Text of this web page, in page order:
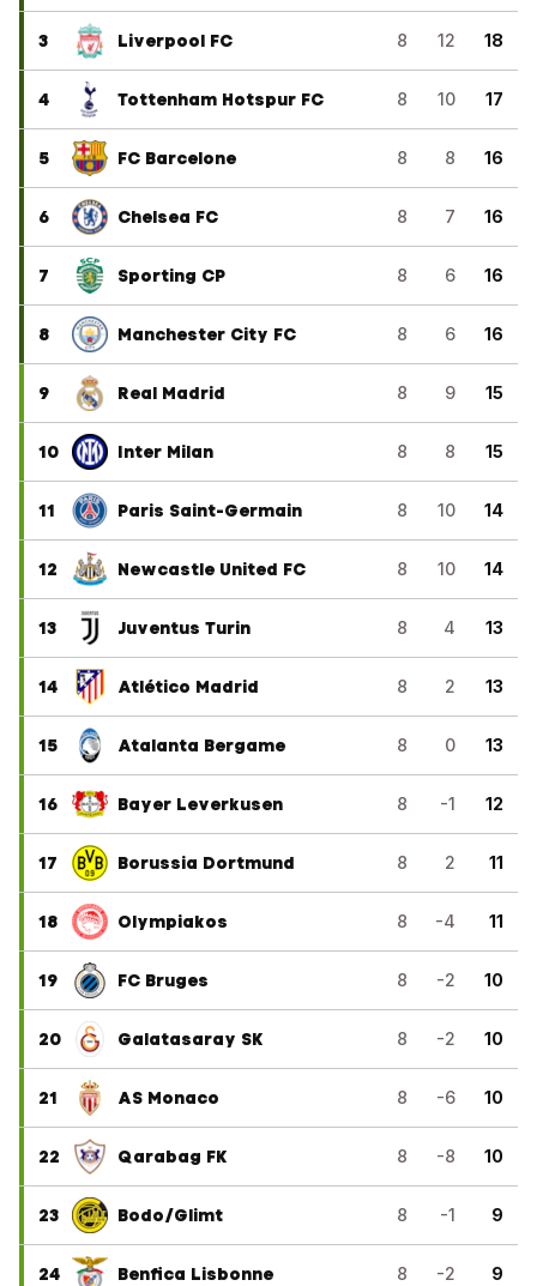
3 Liverpool FC 8 12 18
4 Tottenham Hotspur FC 8 10 17
5 FC Barcelone 8 8 16
6 Chelsea FC 8 7 16
7 Sporting CP 8 6 16
8 Manchester City FC 8 6 16
9 Real Madrid 8 9 15
10 Inter Milan 8 8 15
11 Paris Saint-Germain 8 10 14
12 Newcastle United FC 8 10 14
13 Juventus Turin 8 4 13
14 Atlético Madrid 8 2 13
15 Atalanta Bergame 8 0 13
16 Bayer Leverkusen 8 -1 12
17 Borussia Dortmund 8 2 11
18 Olympiakos 8 -4 11
19 FC Bruges 8 -2 10
20 Galatasaray SK 8 -2 10
21 AS Monaco 8 -6 10
22 Qarabag FK 8 -8 10
23 Bodo/Glimt 8 -1 9
24 Benfica Lisbonne 8 -2 9